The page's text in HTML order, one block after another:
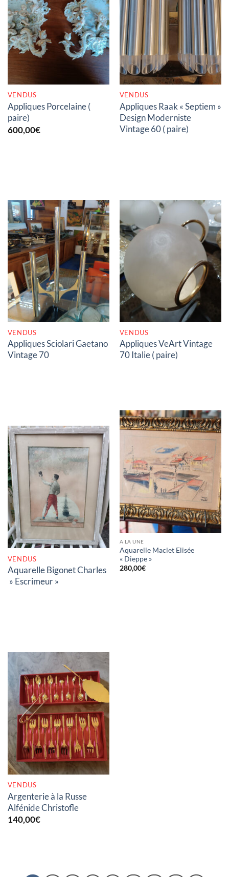
RUPTURE DE STOCK
VENDUS
Appliques Porcelaine (
paire)
600,00€
RUPTURE DE STOCK
VENDUS
Appliques Raak « Septiem »
Design Moderniste
Vintage 60 ( paire)
RUPTURE DE STOCK
VENDUS
Appliques Sciolari Gaetano
Vintage 70
RUPTURE DE STOCK
VENDUS
Appliques VeArt Vintage
70 Italie ( paire)
RUPTURE DE STOCK
VENDUS
Aquarelle Bigonet Charles
» Escrimeur »
A LA UNE
Aquarelle Maclet Elisée
« Dieppe »
280,00€
RUPTURE DE STOCK
VENDUS
Argenterie à la Russe
Alfénide Christofle
140,00€